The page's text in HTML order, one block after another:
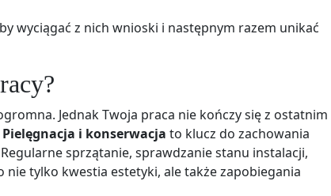
by wyciągać z nich wnioski i następnym razem unikać
Jednak Twoja praca nie kończy się z ostatnim
Pielęgnacja i konserwacja to klucz do zachowania
sprzątanie, sprawdzanie stanu instalacji,
tylko kwestia estetyki, ale także zapobiegania